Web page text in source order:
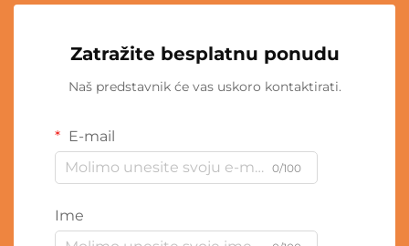
Zatražite besplatnu ponudu
Naš predstavnik će vas uskoro kontaktirati.
E-mail
0/100
Ime